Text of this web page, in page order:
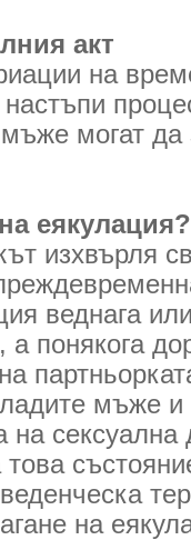
акт
на
могат да
еякулация?
изхвърля
веднага
а понякога
мъже и
на
на